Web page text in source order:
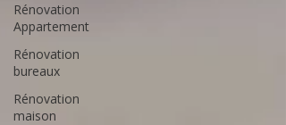
Rénovation
Appartement
Rénovation
bureaux
Rénovation
maison